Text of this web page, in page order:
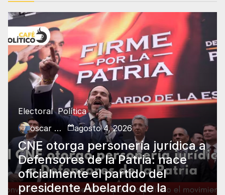
Electoral Política
oscar charry
agosto 4, 2026
CNE otorga personería jurídica a
Defensores de la Patria: nace
oficialmente el partido del
presidente Abelardo de la